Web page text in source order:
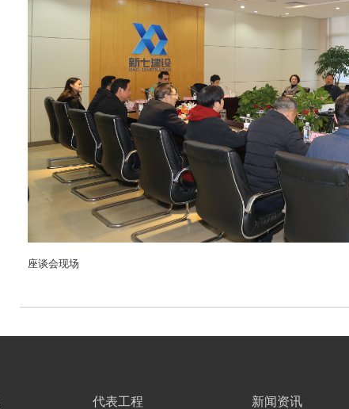
座谈会现场
代表工程 新闻资讯